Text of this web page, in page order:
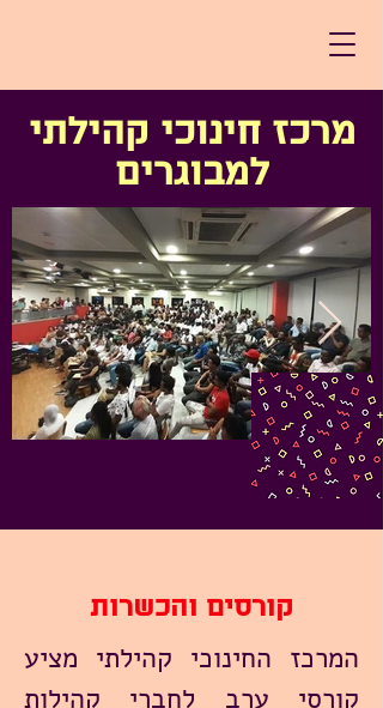
מרכז חינוכי קהילתי
למבוגרים
קורסים והכשרות
המרכז החינוכי קהילתי מציע
קורסי ערב לחברי קהילות